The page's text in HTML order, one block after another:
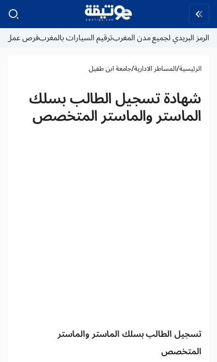
الرمز البريدي لجميع مدن المغربترقيم السيارات بالمغربفرص عمل
الرئيسية/المساطر الادارية/جامعة ابن طفيل
شهادة تسجيل الطالب بسلك
الماستر والماستر المتخصص
تسجيل الطالب بسلك الماستر والماستر
المتخصص